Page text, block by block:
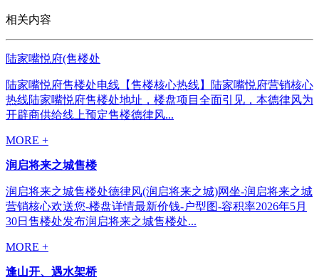
相关内容
陆家嘴悦府(售楼处
陆家嘴悦府售楼处电线【售楼核心热线】陆家嘴悦府营销核心
热线陆家嘴悦府售楼处地址，楼盘项目全面引见，本德律风为
开辟商供给线上预定售楼德律风...
MORE +
润启将来之城售楼
润启将来之城售楼处德律风(润启将来之城)网坐-润启将来之城
营销核心欢送您-楼盘详情最新价钱-户型图-容积率2026年5月
30日售楼处发布润启将来之城售楼处...
MORE +
逢山开、遇水架桥